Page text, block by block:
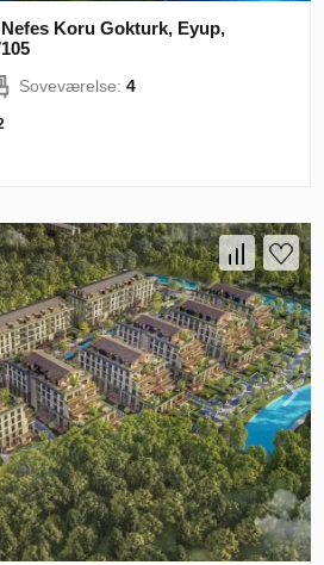
Koru Gokturk, Eyup,
Soveværelse:4